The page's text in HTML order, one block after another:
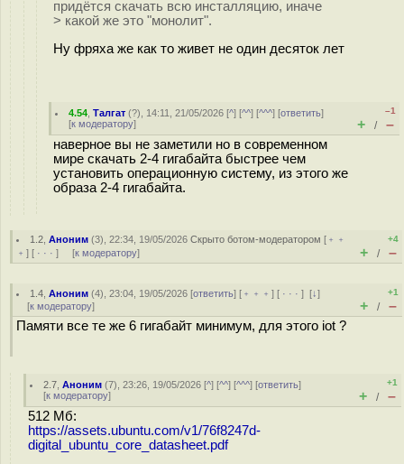
придётся скачать всю инсталляцию, иначе
> какой же это "монолит".
Ну фряха же как то живет не один десяток лет
4.54 ,Талгат (?), 14:11, 21/05/2026 [^] [^^] [^^^] [ответить]
[к модератору]
–1
+ / –
наверное вы не заметили но в современном
мире скачать 2-4 гигабайта быстрее чем
установить операционную систему, из этого же
образа 2-4 гигабайта.
1.2 ,Аноним (3), 22:34, 19/05/2026Скрыто ботом-модератором [ ﹢﹢
﹢ ] [ · · · ] [к модератору]
+4
+ / –
1.4 ,Аноним (4), 23:04, 19/05/2026 [ответить] [ ﹢﹢﹢] [ · · ·][↓]
[к модератору]
+1
+ / –
Памяти все те же 6 гигабайт минимум, для этого iot ?
2.7 ,Аноним (7), 23:26, 19/05/2026 [^] [^^] [^^^] [ответить]
[к модератору]
+1
+ / –
512 Мб:
https://assets.ubuntu.com/v1/76f8247d-
digital_ubuntu_core_datasheet.pdf